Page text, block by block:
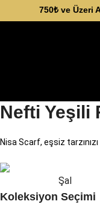
750₺ ve Üzeri
Nefti Yeşili
Nisa Scarf, eşsiz
Şal
Koleksiyon Seçimi